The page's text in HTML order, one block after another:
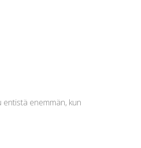
enemmän, kun